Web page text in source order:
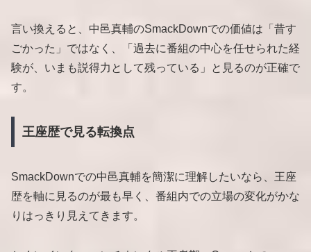
言い換えると、中邑真輔のSmackDownでの価値は「昔す
ごかった」ではなく、「過去に番組の中心を任せられた経
験が、いまも説得力として残っている」と見るのが正確で
す。
王座歴で見る転換点
SmackDownでの中邑真輔を簡潔に理解したいなら、王座
歴を軸に見るのが最も早く、番組内での立場の変化がかな
りはっきり見えてきます。